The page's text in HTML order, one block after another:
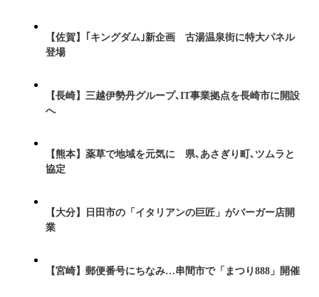
【佐賀】｢キングダム｣新企画 古湯温泉街に特大パネル
登場
【長崎】三越伊勢丹グループ､IT事業拠点を長崎市に開設
へ
【熊本】薬草で地域を元気に 県､あさぎり町､ツムラと
協定
【大分】日田市の「イタリアンの巨匠」がバーガー店開
業
【宮崎】郵便番号にちなみ…串間市で「まつり888」開催